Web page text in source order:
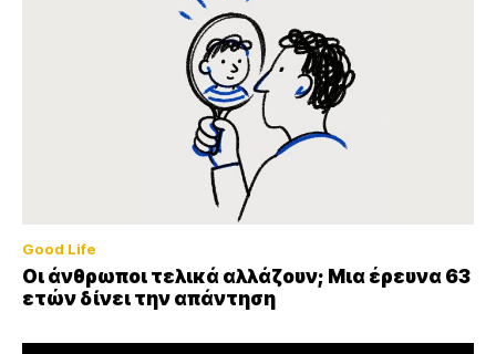
Good Life
Οι άνθρωποι τελικά αλλάζουν; Μια έρευνα 63
ετών δίνει την απάντηση